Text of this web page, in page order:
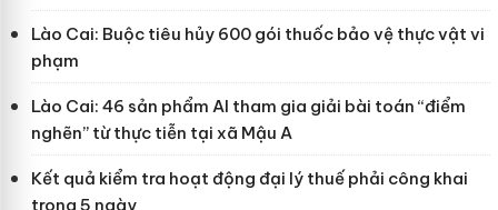
Lào Cai: Buộc tiêu hủy 600 gói thuốc bảo vệ thực vật vi
phạm
Lào Cai: 46 sản phẩm AI tham gia giải bài toán “điểm
nghẽn” từ thực tiễn tại xã Mậu A
Kết quả kiểm tra hoạt động đại lý thuế phải công khai
trong 5 ngày